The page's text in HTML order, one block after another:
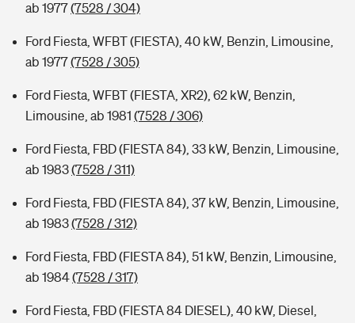
ab 1977(7528 / 304)
Ford Fiesta, WFBT (FIESTA), 40 kW, Benzin, Limousine,
ab 1977(7528 / 305)
Ford Fiesta, WFBT (FIESTA, XR2), 62 kW, Benzin,
Limousine, ab 1981 (7528 / 306)
Ford Fiesta, FBD (FIESTA 84), 33 kW, Benzin, Limousine,
ab 1983(7528 / 311)
Ford Fiesta, FBD (FIESTA 84), 37 kW, Benzin, Limousine,
ab 1983(7528 / 312)
Ford Fiesta, FBD (FIESTA 84), 51 kW, Benzin, Limousine,
ab 1984(7528 / 317)
Ford Fiesta, FBD (FIESTA 84 DIESEL), 40 kW, Diesel,